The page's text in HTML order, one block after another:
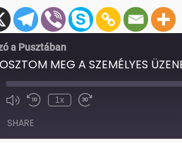
a Pusztában
MEG A SZEMÉLYES
Mute/Unmute
Rewind
1x
Fast
SHARE